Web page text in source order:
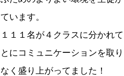
ています。
１１１名が４クラスに分かれ
とにコミュニケーションを取
なく盛り上がってました！